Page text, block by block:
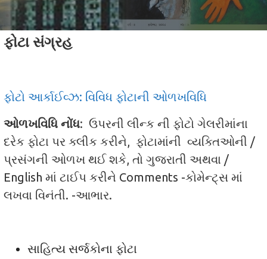
ફોટા સંગ્રહ
ફોટો આર્કાઈવ્ઝ: વિવિધ ફોટાની ઓળખવિધિ
ઓળખવિધિનોંધ: ઉપરની લીન્ક ની ફોટો ગેલરીમાંના
દરેક ફોટા પર ક્લીક કરીને, ફોટામાંની વ્યક્તિઓની /
પ્રસંગની ઓળખ થઈ શકે, તો ગુજરાતી અથવા /
English માં ટાઈપ કરીને Comments -કોમેન્ટ્સ માં
લખવા વિનંતી. -આભાર.
સાહિત્ય સર્જકોના ફોટા